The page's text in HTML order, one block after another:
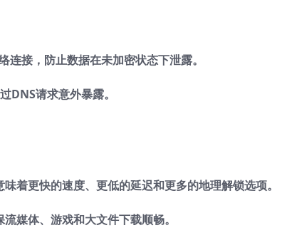
接，防止数据在未加密状态下泄露。
DNS请求意外暴露。
味着更快的速度、更低的延迟和更多的地理解锁选项。
媒体、游戏和大文件下载顺畅。